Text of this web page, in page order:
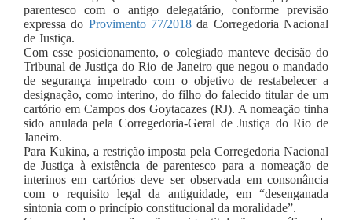
parentesco com o antigo delegatário, conforme previsão
expressa do Provimento 77/2018 da Corregedoria Nacional
de Justiça.
Com esse posicionamento, o colegiado manteve decisão do
Tribunal de Justiça do Rio de Janeiro que negou o mandado
de segurança impetrado com o objetivo de restabelecer a
designação, como interino, do filho do falecido titular de um
cartório em Campos dos Goytacazes (RJ). A nomeação tinha
sido anulada pela Corregedoria-Geral de Justiça do Rio de
Janeiro.
Para Kukina, a restrição imposta pela Corregedoria Nacional
de Justiça à existência de parentesco para a nomeação de
interinos em cartórios deve ser observada em consonância
com o requisito legal da antiguidade, em “desenganada
sintonia com o princípio constitucional da moralidade”.